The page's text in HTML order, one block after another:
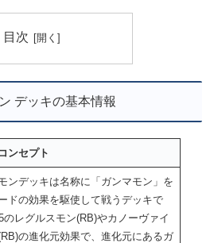
目次
デッキの基本情報
ンセプト
ンデッキは名称に「ガンマモン」を
ドの効果を駆使して戦うデッキで
のレグルスモン(RB)やカノーヴァイ
の進化元効果で、進化元にあるガ